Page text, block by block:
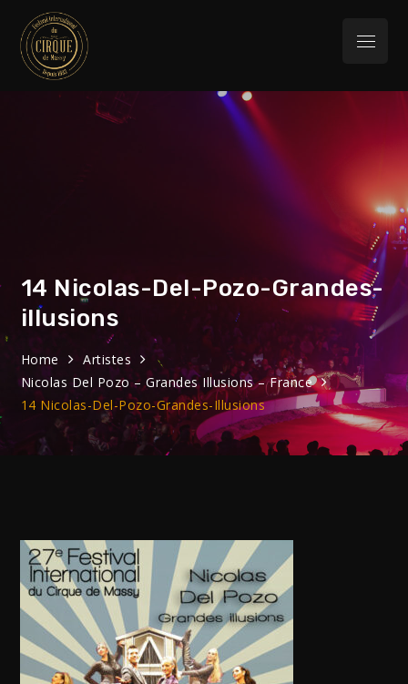
content
International du
Cirque de Massy
Menu
14 Nicolas-Del-Pozo-Grandes-
illusions
Home
Artistes
Nicolas Del Pozo – Grandes Illusions – France
14 Nicolas-Del-Pozo-Grandes-Illusions